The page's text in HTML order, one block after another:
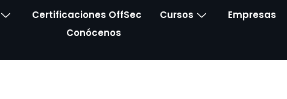
Certificaciones OffSec Cursos
Empresas
Conócenos